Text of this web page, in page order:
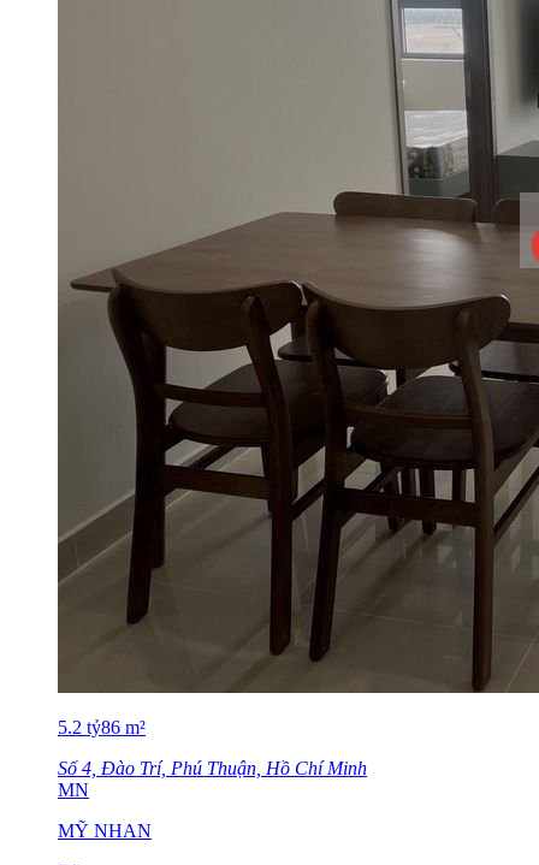
5.2 tỷ86 m²
Số 4, Đào Trí, Phú Thuận, Hồ Chí Minh
MN
MỸ NHAN